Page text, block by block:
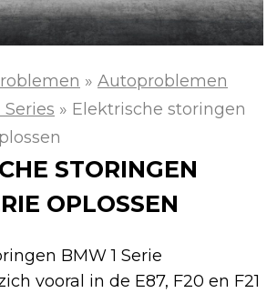
» Autoproblemen
Series » Elektrische storingen
STORINGEN
OPLOSSEN
BMW 1 Serie
vooral in de E87, F20 en F21